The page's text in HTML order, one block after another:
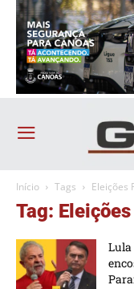
Início Tags Eleições
Tag:
Lula